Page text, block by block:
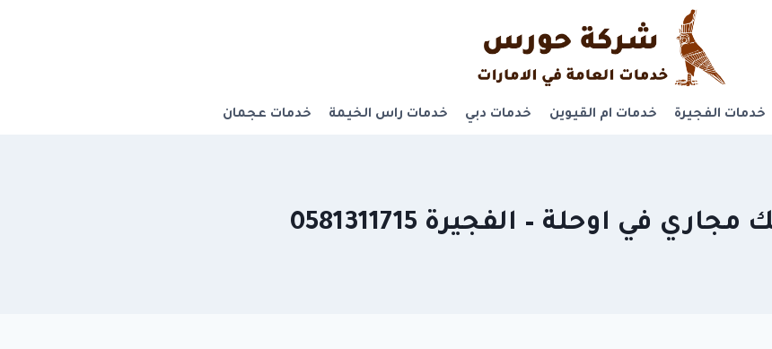
خدمات الفجيرة خدمات ام القيوين خدمات دبي خدمات راس الخيمة خدمات عجمان
في اوحلة – الفجيرة 0581311715